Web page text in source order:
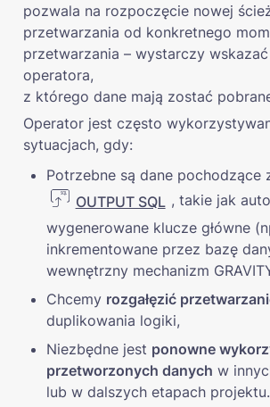
pozwala na rozpoczęcie nowej
przetwarzania od konkretnego
przetwarzania – wystarczy
operatora,
z którego dane mają zostać
Operator jest często
sytuacjach, gdy:
Potrzebne są dane pochodzące
OUTPUT SQL , takie jak
wygenerowane klucze główne
inkrementowane przez bazę
wewnętrzny mechanizm
Chcemy rozgałęzić
duplikowania logiki,
Niezbędne jest ponowne
przetworzonych danych w
lub w dalszych etapach projektu.